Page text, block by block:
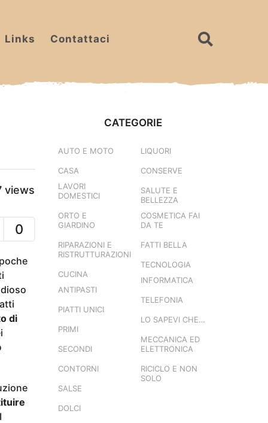
Links Contattaci
views
0
di
CATEGORIE
AUTO E MOTO
CASA
LAVORI
DOMESTICI
ORTO E
GIARDINO
RIPARAZIONI E
RISTRUTTURAZIONI
CUCINA
ANTIPASTI
PIATTI UNICI
PRIMI
SECONDI
CONTORNI
SALSE
DOLCI
LIQUORI
CONSERVE
SALUTE E
BELLEZZA
COSMETICA FAI
DA TE
FATTI BELLA
TECNOLOGIA
INFORMATICA
TELEFONIA
LO SAPEVI CHE…
MECCANICA ED
ELETTRONICA
RICICLO E NON
SOLO